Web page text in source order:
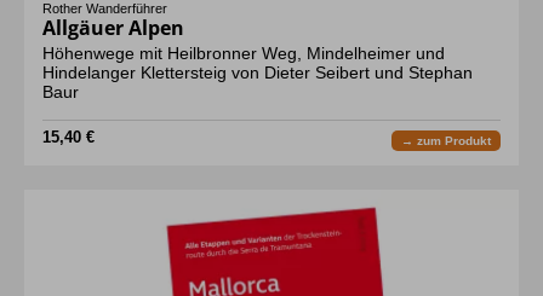
Rother Wanderführer
Allgäuer Alpen
Höhenwege mit Heilbronner Weg, Mindelheimer und
Hindelanger Klettersteig von Dieter Seibert und Stephan
Baur
15,40 € → zum Produkt